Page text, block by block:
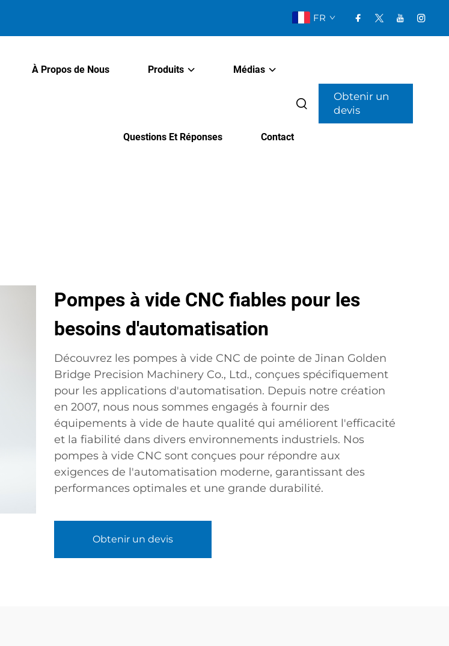
FR
À Propos de Nous Produits Médias
Questions Et Réponses Contact
Obtenir un
devis
Pompes à vide CNC fiables pour les
besoins d'automatisation
Découvrez les pompes à vide CNC de pointe de Jinan Golden
Bridge Precision Machinery Co., Ltd., conçues spécifiquement
pour les applications d'automatisation. Depuis notre création
en 2007, nous nous sommes engagés à fournir des
équipements à vide de haute qualité qui améliorent l'efficacité
et la fiabilité dans divers environnements industriels. Nos
pompes à vide CNC sont conçues pour répondre aux
exigences de l'automatisation moderne, garantissant des
performances optimales et une grande durabilité.
Obtenir un devis